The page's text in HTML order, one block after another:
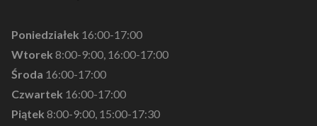
Poniedziałek 16:00-17:00
Wtorek 8:00-9:00, 16:00-17:00
Środa 16:00-17:00
Czwartek 16:00-17:00
Piątek 8:00-9:00, 15:00-17:30